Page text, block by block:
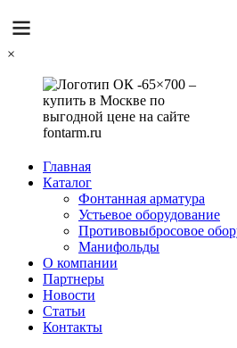
×
Главная
Каталог
Фонтанная арматура
Устьевое оборудование
Противовыбросовое
Манифольды
О компании
Партнеры
Новости
Статьи
Контакты